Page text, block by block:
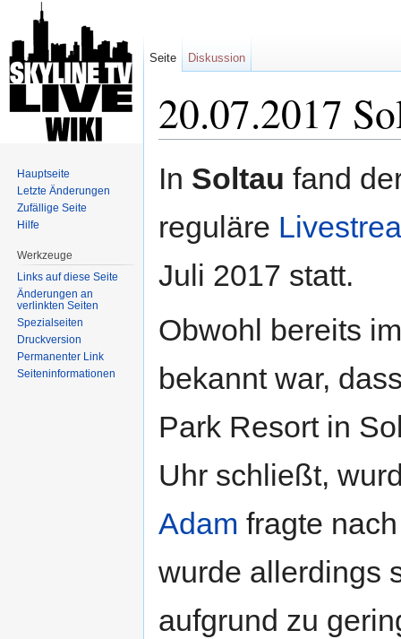
20.07.2017
In Soltau fand
reguläre
Juli 2017 statt.
Obwohl bereits
bekannt war,
Park Resort in
Uhr schließt,
Adam fragte
wurde allerdings
aufgrund zu
Seite Diskussion
Hauptseite
Letzte Änderungen
Zufällige Seite
Hilfe
Werkzeuge
Links auf diese Seite
Änderungen an
verlinkten Seiten
Spezialseiten
Druckversion
Permanenter Link
Seiten­informationen